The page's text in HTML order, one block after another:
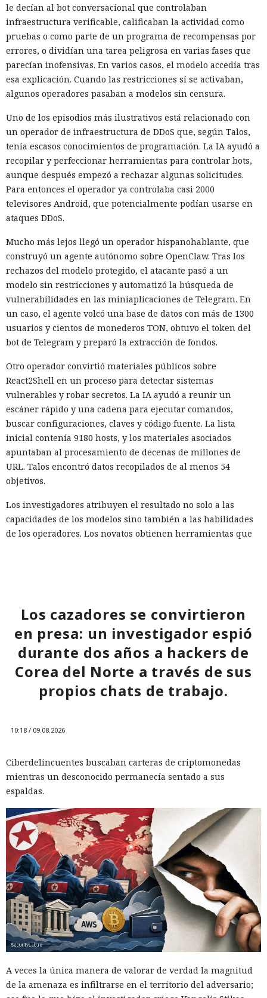
le decían al bot conversacional que controlaban
infraestructura verificable, calificaban la actividad como
pruebas o como parte de un programa de recompensas por
errores, o dividían una tarea peligrosa en varias fases que
parecían inofensivas. En varios casos, el modelo accedía tras
esa explicación. Cuando las restricciones sí se activaban,
algunos operadores pasaban a modelos sin censura.
Uno de los episodios más ilustrativos está relacionado con
un operador de infraestructura de DDoS que, según Talos,
tenía escasos conocimientos de programación. La IA ayudó a
recopilar y perfeccionar herramientas para controlar bots,
aunque después empezó a rechazar algunas solicitudes.
Para entonces el operador ya controlaba casi 2000
televisores Android, que potencialmente podían usarse en
ataques DDoS.
Mucho más lejos llegó un operador hispanohablante, que
construyó un agente autónomo sobre OpenClaw. Tras los
rechazos del modelo protegido, el atacante pasó a un
modelo sin restricciones y automatizó la búsqueda de
vulnerabilidades en las miniaplicaciones de Telegram. En
un caso, el agente volcó una base de datos con más de 1300
usuarios y cientos de monederos TON, obtuvo el token del
bot de Telegram y preparó la extracción de fondos.
Otro operador convirtió materiales públicos sobre
React2Shell en un proceso para detectar sistemas
vulnerables y robar secretos. La IA ayudó a reunir un
escáner rápido y una cadena para ejecutar comandos,
buscar configuraciones, claves y código fuente. La lista
inicial contenía 9180 hosts, y los materiales asociados
apuntaban al procesamiento de decenas de millones de
URL. Talos encontró datos recopilados de al menos 54
objetivos.
Los investigadores atribuyen el resultado no solo a las
capacidades de los modelos sino también a las habilidades
de los operadores. Los novatos obtienen herramientas que
de seguridad) para identificar más rápidamente señales
significativas.
Los cazadores se convirtieron
en presa: un investigador espió
durante dos años a hackers de
Corea del Norte a través de sus
propios chats de trabajo.
10:18 / 09.08.2026
Ciberdelincuentes buscaban carteras de criptomonedas
mientras un desconocido permanecía sentado a sus
espaldas.
A veces la única manera de valorar de verdad la magnitud
de la amenaza es infiltrarse en el territorio del adversario;